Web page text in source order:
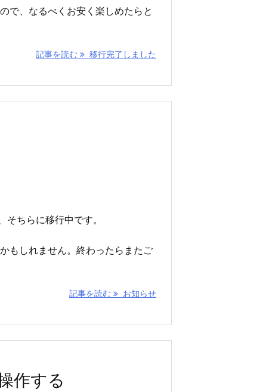
で、なるべくお安く楽しめたらと
記事を読む 移行完了しました
ちらに移行中です。
もしれません。終わったらまたご
記事を読む お知らせ
作する